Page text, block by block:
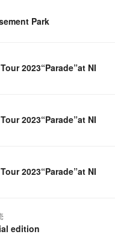
Park
2023“Parade”at NI
2023“Parade”at NI
2023“Parade”at NI
edition